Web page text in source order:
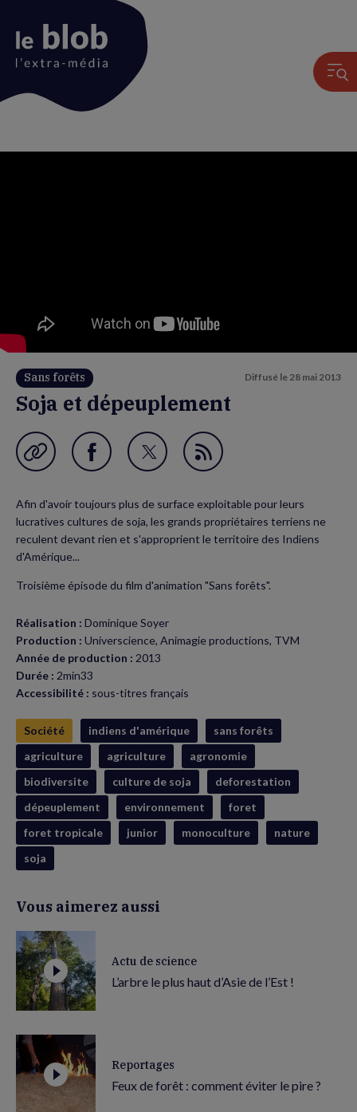
Sans forêts Diffusé le 28 mai 2013
Soja et dépeuplement
Garder en favori
Partager
Facebook
(nouvelle
Partager
Twitter
(nouvelle
Flux
Afin d'avoir toujours plus de surface exploitable pour leurs
lucratives cultures de soja, les grands propriétaires terriens ne
reculent devant rien et s'approprient le territoire des Indiens
d'Amérique...
Troisième épisode du film d'animation "Sans forêts".
Réalisation : Dominique Soyer
Production : Universcience, Animagie productions, TVM
Année de production : 2013
Durée : 2min33
Accessibilité : sous-titres français
Société indiens d'amérique
sans forêts
agriculture
agriculture
agronomie
biodiversite
culture de soja
deforestation
dépeuplement
environnement
foret
foret tropicale
junior monoculture
nature
soja
Vous aimerez aussi
Actu de science
L’arbre le plus haut d’Asie de l’Est !
Reportages
Feux de forêt : comment éviter le pire ?